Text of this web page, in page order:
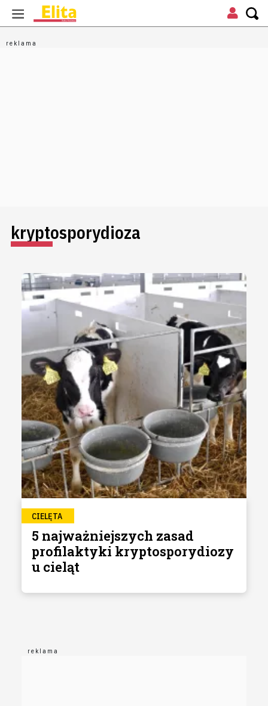
kryptosporydioza
CIELĘTA
5 najważniejszych zasad
profilaktyki kryptosporydiozy
u cieląt